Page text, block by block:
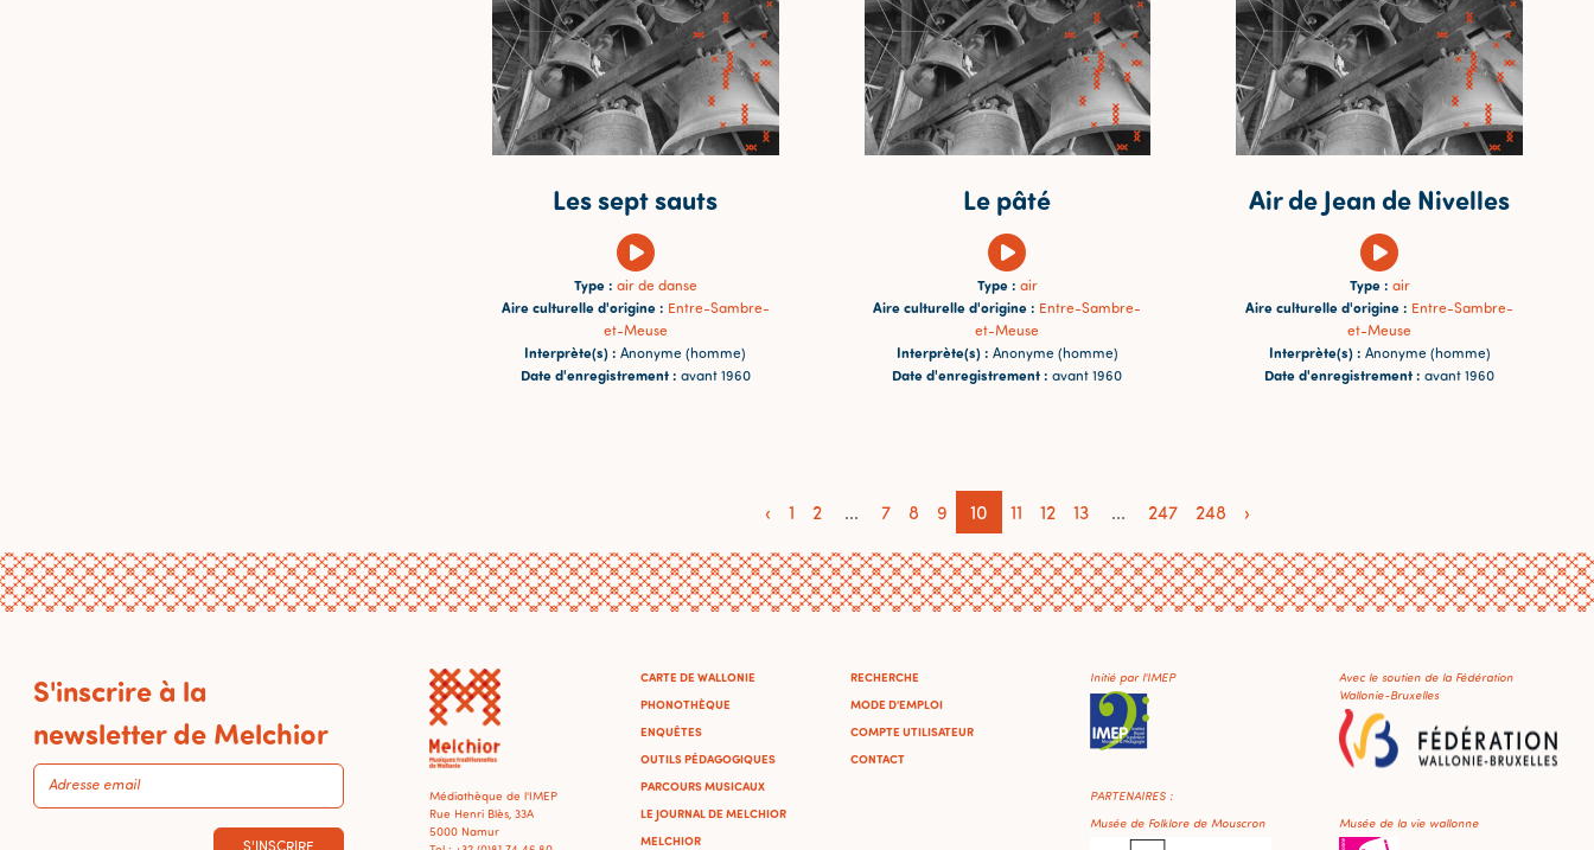
Les sept sauts
Type : air de danse
Aire culturelle d'origine : Entre-Sambre-
et-Meuse
Interprète(s) : Anonyme (homme)
Date d'enregistrement : avant 1960
Le pâté
Type : air
Aire culturelle d'origine : Entre-Sambre-
et-Meuse
Interprète(s) : Anonyme (homme)
Date d'enregistrement : avant 1960
Air de Jean de Nivelles
Type : air
Aire culturelle d'origine : Entre-Sambre-
et-Meuse
Interprète(s) : Anonyme (homme)
Date d'enregistrement : avant 1960
‹ 1 2 ... 7 8 9 10 11 12 13 ... 247 248 ›
S'inscrire à la
newsletter de Melchior
S'INSCRIRE
Médiathèque de l'IMEP
Rue Henri Blès, 33A
5000 Namur
CARTE DE WALLONIE
PHONOTHÈQUE
ENQUÊTES
OUTILS PÉDAGOGIQUES
PARCOURS MUSICAUX
LE JOURNAL DE MELCHIOR
MELCHIOR
RECHERCHE
MODE D'EMPLOI
COMPTE UTILISATEUR
CONTACT
Initié par l'IMEP
Avec le soutien de la Fédération
Wallonie-Bruxelles
PARTENAIRES :
Musée de Folklore de Mouscron
Musée de la vie wallonne